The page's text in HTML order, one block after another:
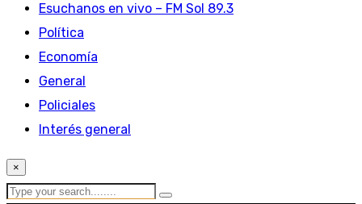
Esuchanos en vivo – FM Sol 89.3
Política
Economía
General
Policiales
Interés general
×